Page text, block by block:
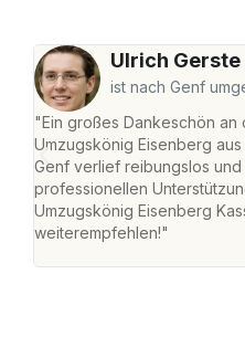
Ulrich Gerste
ist nach Genf
"Ein großes Dankeschön an
Umzugskönig Eisenberg
Genf verlief reibungslos
professionellen
Umzugskönig Eisenberg
weiterempfehlen!"